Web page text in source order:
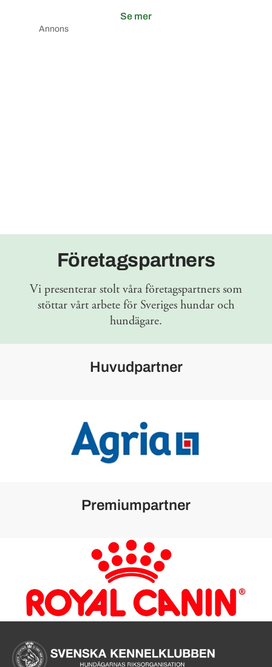
Se mer
Annons
Företagspartners
Vi presenterar stolt våra företagspartners som
stöttar vårt arbete för Sveriges hundar och
hundägare.
Huvudpartner
Premiumpartner
Sidinformation och
Köpa hund startsida